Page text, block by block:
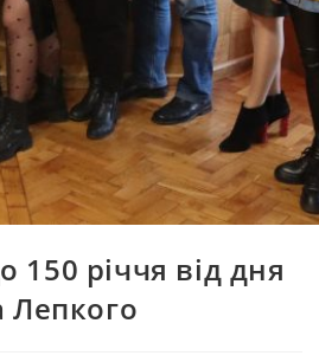
150 річчя від дня
Лепкого